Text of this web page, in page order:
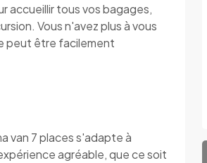
accueillir tous vos bagages,
Vous n'avez plus à vous
peut être facilement
van 7 places s'adapte à
agréable, que ce soit